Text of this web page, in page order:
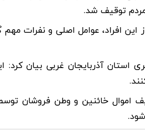
توقیف شد.
این افراد، عوامل اصلی و نفرات
استان آذربایجان غربی بیان
اموال خائنین و وطن فروشان